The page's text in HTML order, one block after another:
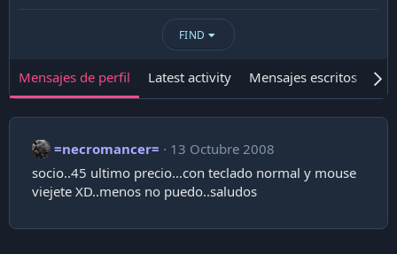
FIND
Mensajes de perfil Latest activity Mensajes escritos
=necromancer=
13 Octubre 2008
socio..45 ultimo precio...con teclado normal y mouse
viejete XD..menos no puedo..saludos